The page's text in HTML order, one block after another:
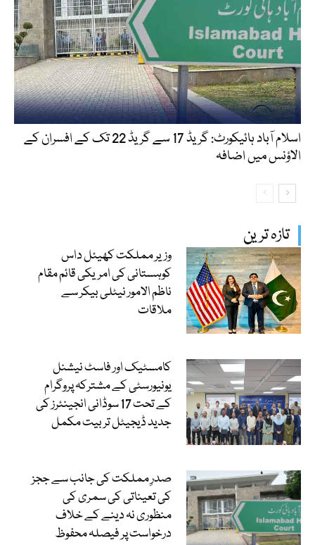
تازہ ترین
وزیر مملکت کھیئل داس
کوہستانی کی امریکی قائم مقام
ناظم الامور نیٹلی بیکر سے
ملاقات
کامسٹیک اور فاسٹ نیشنل
یونیورسٹی کے مشترکہ پروگرام
کے تحت 17 سوڈانی انجینئرز کی
جدید ڈیجیٹل تربیت مکمل
صدرِ مملکت کی جانب سے ججز
کی تعیناتی کی سمری کی
منظوری نہ دینے کے خلاف
درخواست پر فیصلہ محفوظ
اسلام آباد ہائیکورٹ: گریڈ 17 سے گریڈ 22 تک کے افسران کے
الاؤنس میں اضافہ